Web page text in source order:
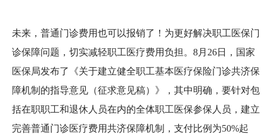
未来，普通门诊费用也可以报销了！为更好解决职工医保门
诊保障问题，切实减轻职工医疗费用负担。8月26日，国家
医保局发布了《关于建立健全职工基本医疗保险门诊共济保
障机制的指导意见（征求意见稿）》，其中明确，要针对包
括在职职工和退休人员在内的全体职工医保参保人员，建立
完善普通门诊医疗费用共济保障机制，支付比例为50%起